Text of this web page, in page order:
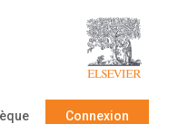
Connexion